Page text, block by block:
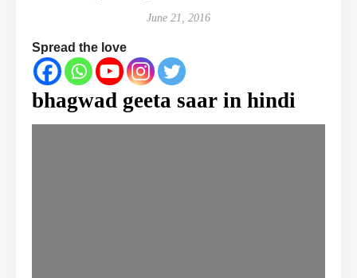
June 21, 2016
Spread the love
bhagwad geeta saar in hindi